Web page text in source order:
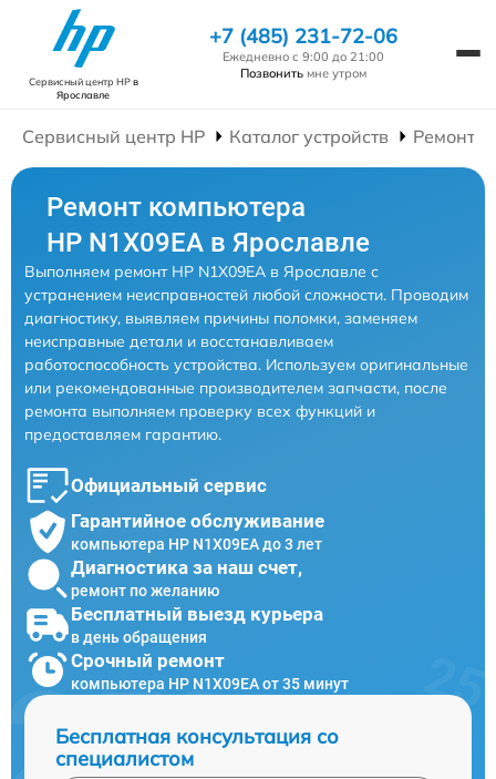
Сервисный центр HPв
Ярославле
+7 (485) 231-72-06
Ежедневно с 9:00 до 21:00
Позвонить мне утром
Сервисный центр HP Каталог устройств Ремонт
Ремонт компьютера
HP N1X09EA в Ярославле
Выполняем ремонт HP N1X09EA в Ярославле с
устранением неисправностей любой сложности. Проводим
диагностику, выявляем причины поломки, заменяем
неисправные детали и восстанавливаем
работоспособность устройства. Используем оригинальные
или рекомендованные производителем запчасти, после
ремонта выполняем проверку всех функций и
предоставляем гарантию.
Официальный сервис
Гарантийное обслуживание
компьютера HP N1X09EA до 3 лет
Диагностика за наш счет,
ремонт по желанию
Бесплатный выезд курьера
в день обращения
Срочный ремонт
компьютера HP N1X09EA от 35 минут
Бесплатная консультация со
специалистом